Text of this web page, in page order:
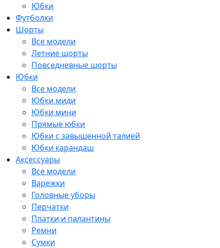
Юбки
Футболки
Шорты
Все модели
Летние шорты
Повседневные шорты
Юбки
Все модели
Юбки миди
Юбки мини
Прямые юбки
Юбки с завышенной талией
Юбки карандаш
Аксессуары
Все модели
Варежки
Головные уборы
Перчатки
Платки и палантины
Ремни
Сумки